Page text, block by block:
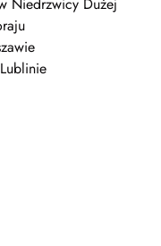
Niedrzwicy Dużej